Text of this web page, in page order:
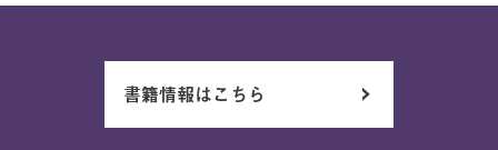
書籍情報はこちら